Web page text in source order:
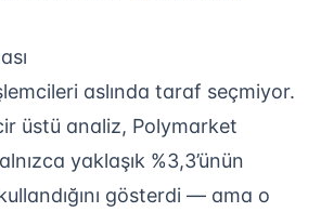
aslında taraf seçmiyor.
üstü analiz, Polymarket
yaklaşık %3,3’ünün
gösterdi — ama o